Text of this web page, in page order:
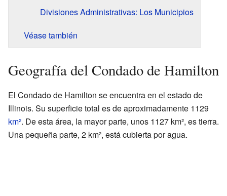
Divisiones Administrativas: Los Municipios
Véase también
Geografía del Condado de Hamilton
El Condado de Hamilton se encuentra en el estado de
Illinois. Su superficie total es de aproximadamente 1129
km². De esta área, la mayor parte, unos 1127 km², es tierra.
Una pequeña parte, 2 km², está cubierta por agua.